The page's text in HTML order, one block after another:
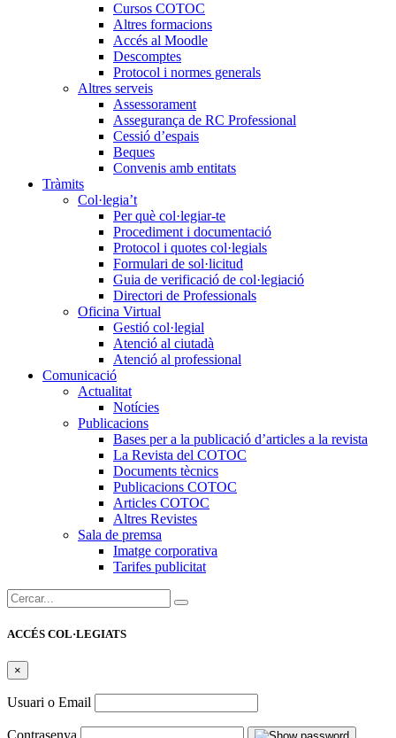
Cursos COTOC
Altres formacions
Accés al Moodle
Descomptes
Protocol i normes generals
Altres serveis
Assessorament
Assegurança de RC Professional
Cessió d’espais
Beques
Convenis amb entitats
Tràmits
Col·legia’t
Per què col·legiar-te
Procediment i documentació
Protocol i quotes col·legials
Formulari de sol·licitud
Guia de verificació de col·legiació
Directori de Professionals
Oficina Virtual
Gestió col·legial
Atenció al ciutadà
Atenció al professional
Comunicació
Actualitat
Notícies
Publicacions
Bases per a la publicació d’articles a la revista
La Revista del COTOC
Documents tècnics
Publicacions COTOC
Articles COTOC
Altres Revistes
Sala de premsa
Imatge corporativa
Tarifes publicitat
Cercar:
ACCÉS COL·LEGIATS
×
Usuari o Email